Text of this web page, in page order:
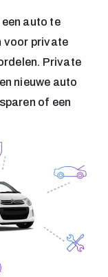
auto te
voor private
Private
nieuwe auto
of een